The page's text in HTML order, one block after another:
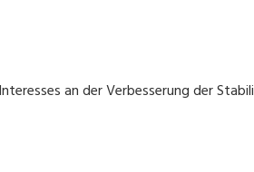
an der Verbesserung der